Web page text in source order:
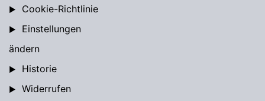
Cookie-Richtlinie
Einstellungen
ändern
Historie
Widerrufen